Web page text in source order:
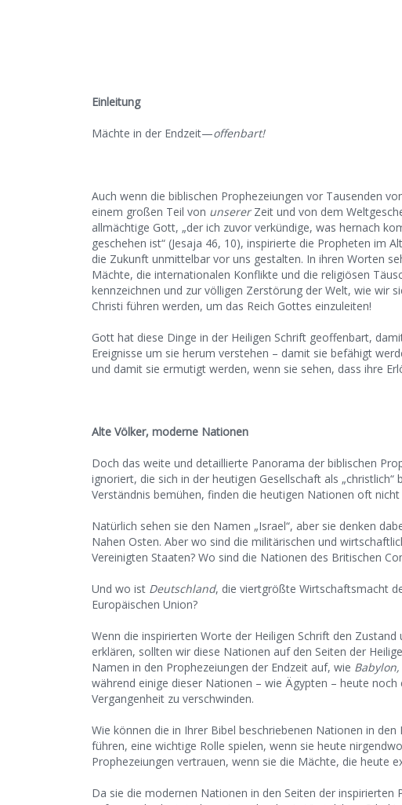
Einleitung
Mächte in der Endzeit—offenbart!
Auch wenn die biblischen Prophezeiungen vor Tausenden
einem großen Teil von unsererZeit und von dem
allmächtige Gott, „der ich zuvor verkündige, was hernach
geschehen ist“ (Jesaja 46, 10), inspirierte die Propheten im
die Zukunft unmittelbar vor uns gestalten. In ihren Worten
Mächte, die internationalen Konflikte und die religiösen
kennzeichnen und zur völligen Zerstörung der Welt, wie wir
Christi führen werden, um das Reich Gottes einzuleiten!
Gott hat diese Dinge in der Heiligen Schrift geoffenbart,
Ereignisse um sie herum verstehen – damit sie befähigt
und damit sie ermutigt werden, wenn sie sehen, dass ihre
Alte Völker, moderne Nationen
Doch das weite und detaillierte Panorama der biblischen
ignoriert, die sich in der heutigen Gesellschaft als
Verständnis bemühen, finden die heutigen Nationen oft
Natürlich sehen sie den Namen „Israel“, aber sie denken
Nahen Osten. Aber wo sind die militärischen und
Vereinigten Staaten? Wo sind die Nationen des Britischen
Und wo ist Deutschland, die viertgrößte Wirtschaftsmacht
Europäischen Union?
Wenn die inspirierten Worte der Heiligen Schrift den
erklären, sollten wir diese Nationen auf den Seiten der
Namen in den Prophezeiungen der Endzeit auf, wie
während einige dieser Nationen – wie Ägypten – heute
Vergangenheit zu verschwinden.
Wie können die in Ihrer Bibel beschriebenen Nationen in
führen, eine wichtige Rolle spielen, wenn sie heute
Prophezeiungen vertrauen, wenn sie die Mächte, die heute
Da sie die modernen Nationen in den Seiten der